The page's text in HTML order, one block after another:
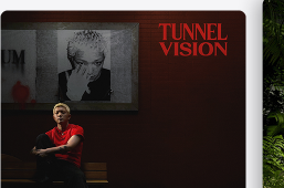
口
中
打
开)